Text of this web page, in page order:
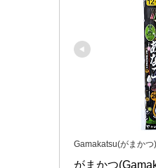
Gamakatsu(がまかつ)
がまかつ